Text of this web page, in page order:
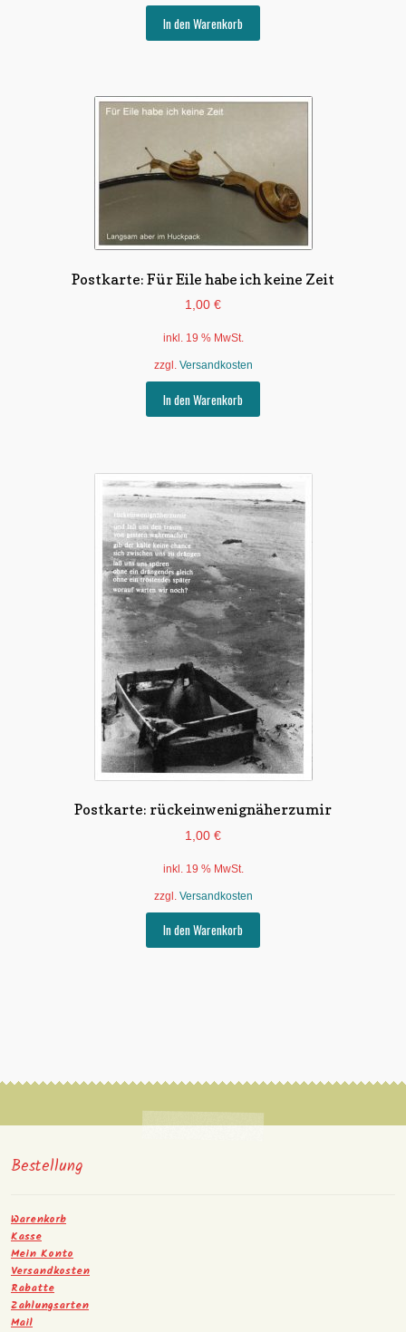
In den Warenkorb
Postkarte: Für Eile habe ich keine Zeit
1,00 €
inkl. 19 % MwSt.
zzgl. Versandkosten
In den Warenkorb
Postkarte: rückeinwenignäherzumir
1,00 €
inkl. 19 % MwSt.
zzgl. Versandkosten
In den Warenkorb
Bestellung
Warenkorb
Kasse
Mein Konto
Versandkosten
Rabatte
Zahlungsarten
Mail